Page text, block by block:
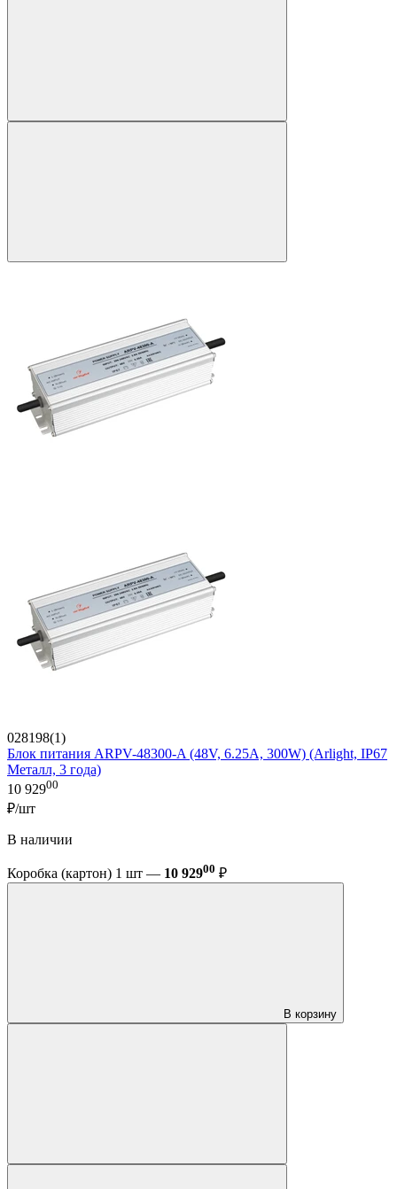
028198(1)
Блок питания ARPV-48300-A (48V, 6.25A, 300W) (Arlight, IP67
Металл, 3 года)
10 92900
₽/шт
В наличии
Коробка (картон) 1 шт — 10 92900 ₽
В корзину